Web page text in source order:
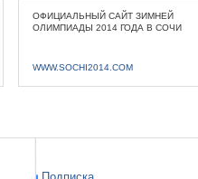
ОФИЦИАЛЬНЫЙ САЙТ ЗИМНЕЙ
ОЛИМПИАДЫ 2014 ГОДА В СОЧИ
WWW.SOCHI2014.COM